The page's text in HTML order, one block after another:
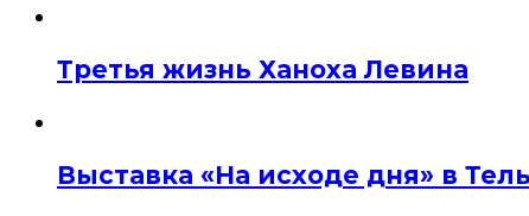
Третья жизнь Ханоха Левина
Выставка «На исходе дня» в